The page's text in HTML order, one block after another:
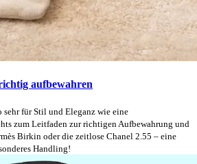
aufbewahren
sehr für Stil und Eleganz wie eine
zum Leitfaden zur richtigen Aufbewahrung und
Birkin oder die zeitlose Chanel 2.55 – eine
Handling!